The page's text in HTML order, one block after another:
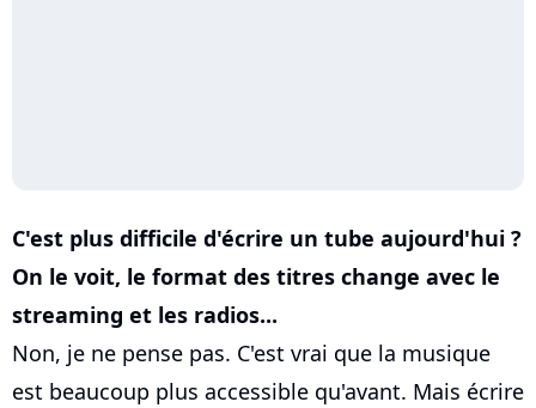
C'est plus difficile d'écrire un tube aujourd'hui ?
On le voit, le format des titres change avec le
streaming et les radios...
Non, je ne pense pas. C'est vrai que la musique
est beaucoup plus accessible qu'avant. Mais écrire